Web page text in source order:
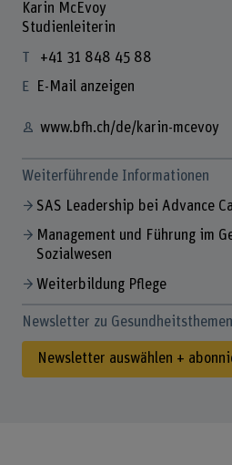
Karin McEvoy
Studienleiterin
+41 31 848 45 88
E-Mail anzeigen
www.bfh.ch/de/karin-mcevoy
Weiterführende Informationen
SAS Leadership bei Advance
Management und Führung im
Sozialwesen
Weiterbildung Pflege
Newsletter zu Gesundheitsthemen
Newsletter auswählen +